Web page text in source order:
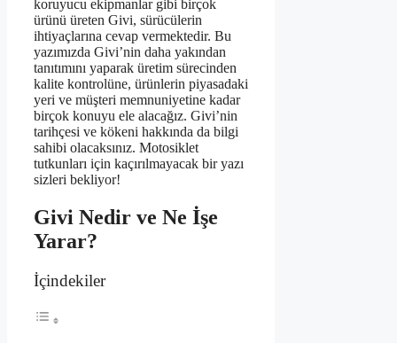
koruyucu ekipmanlar gibi birçok
ürünü üreten Givi, sürücülerin
ihtiyaçlarına cevap vermektedir. Bu
yazımızda Givi’nin daha yakından
tanıtımını yaparak üretim sürecinden
kalite kontrolüne, ürünlerin piyasadaki
yeri ve müşteri memnuniyetine kadar
birçok konuyu ele alacağız. Givi’nin
tarihçesi ve kökeni hakkında da bilgi
sahibi olacaksınız. Motosiklet
tutkunları için kaçırılmayacak bir yazı
sizleri bekliyor!
Givi Nedir ve Ne İşe
Yarar?
İçindekiler